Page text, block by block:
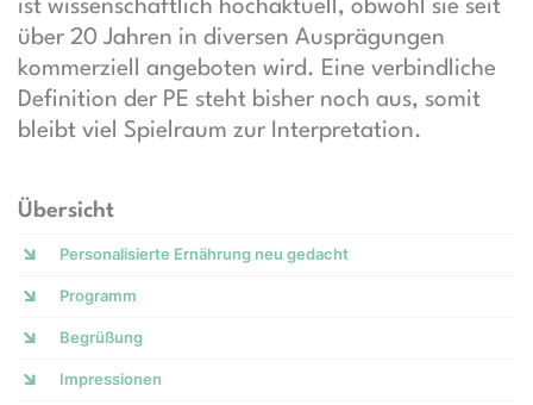
ist wissenschaftlich hochaktuell, obwohl sie seit
über 20 Jahren in diversen Ausprägungen
kommerziell angeboten wird. Eine verbindliche
Definition der PE steht bisher noch aus, somit
bleibt viel Spielraum zur Interpretation.
Übersicht
Personalisierte Ernährung neu gedacht
Programm
Begrüßung
Impressionen